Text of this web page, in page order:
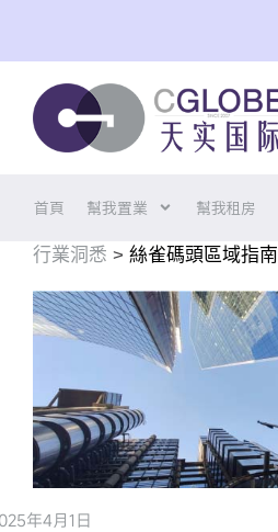
content
首頁 幫我置業 幫我租房
行業洞悉 > 絲雀碼頭區域指南
年4月1日